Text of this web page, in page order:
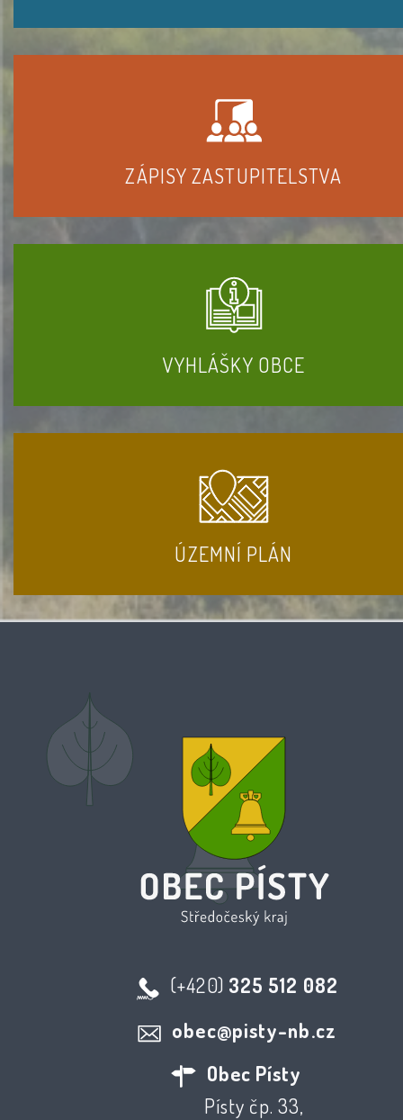
ZÁPISY ZASTUPITELSTVA
VYHLÁŠKY OBCE
ÚZEMNÍ PLÁN
(+420) 325 512 082
obec@pisty-nb.cz
Obec Písty
Písty čp. 33,